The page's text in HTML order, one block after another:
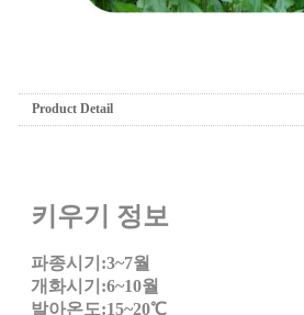
Product Detail
키우기 정보
파종시기:3~7월
개화시기:6~10월
발아온도:15~20℃